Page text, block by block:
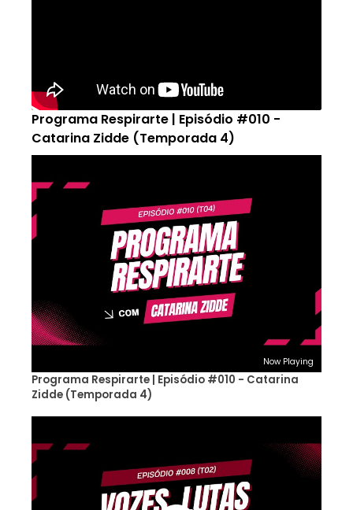
Programa Respirarte | Episódio #010 -
Catarina Zidde (Temporada 4)
Now Playing
Programa Respirarte | Episódio #010 - Catarina
Zidde (Temporada 4)